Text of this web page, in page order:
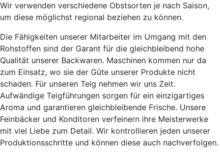
Wir verwenden verschiedene Obstsorten je nach Saison,
um diese möglichst regional beziehen zu können.
Die Fähigkeiten unserer Mitarbeiter im Umgang mit den
Rohstoffen sind der Garant für die gleichbleibend hohe
Qualität unserer Backwaren. Maschinen kommen nur da
zum Einsatz, wo sie der Güte unserer Produkte nicht
schaden. Für unseren Teig nehmen wir uns Zeit.
Aufwändige Teigführungen sorgen für ein einzigartiges
Aroma und garantieren gleichbleibende Frische. Unsere
Feinbäcker und Konditoren verfeinern ihre Meisterwerke
mit viel Liebe zum Detail. Wir kontrollieren jeden unserer
Produktionsschritte und können diese auch nachverfolgen.